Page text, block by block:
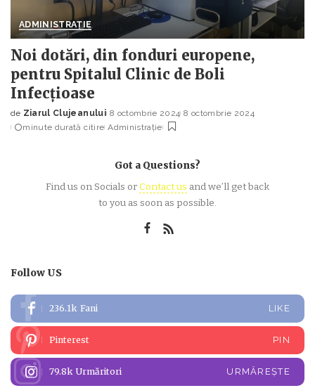
ADMINISTRAȚIE
Noi dotări, din fonduri europene,
pentru Spitalul Clinic de Boli
Infecțioase
Posted
by
de Ziarul Clujeanului 8 octombrie 2024 8 octombrie 2024
minute durată citire Administrație
Got a Questions?
Find us on Socials orContact us and we’ll get back
to you as soon as possible.
Follow US
236.1k Fani LIKE
Pinterest PIN
79.8k Urmăritori URMĂREȘTE